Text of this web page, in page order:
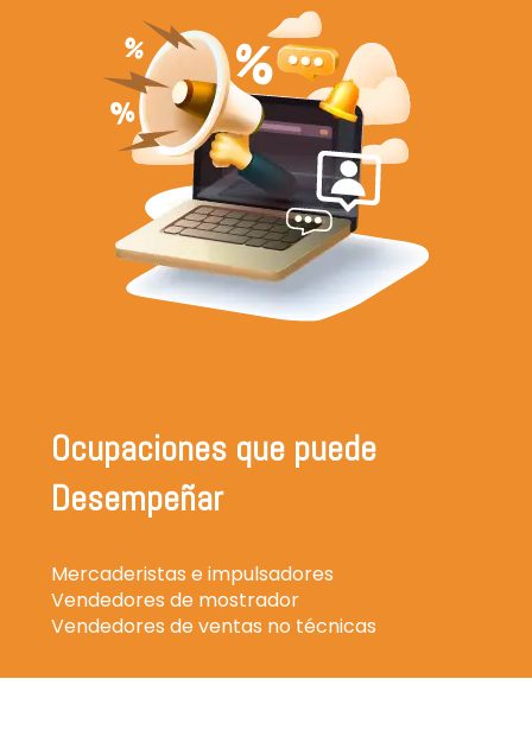
Ocupaciones que puede
Desempeñar
Mercaderistas e impulsadores
Vendedores de mostrador
Vendedores de ventas no técnicas